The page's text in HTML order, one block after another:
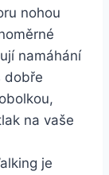
nohou
namáhání
dobře
na vaše
je